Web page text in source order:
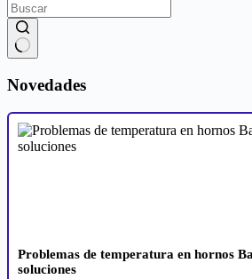
resultados
Novedades
Problemas de temperatura en hornos
soluciones